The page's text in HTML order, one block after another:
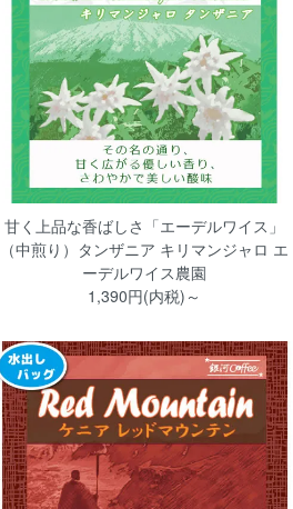
甘く上品な香ばしさ「エーデルワイス」
（中煎り）タンザニア キリマンジャロ エ
ーデルワイス農園
1,390円(内税)～